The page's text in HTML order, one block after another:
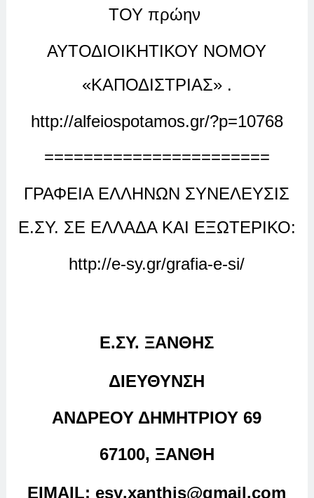
ΤΟΥ πρώην
ΑΥΤΟΔΙΟΙΚΗΤΙΚΟΥ ΝΟΜΟΥ
«ΚΑΠΟΔΙΣΤΡΙΑΣ» .
http://alfeiospotamos.gr/?p=10768
=======================
ΓΡΑΦΕΙΑ ΕΛΛΗΝΩΝ ΣΥΝΕΛΕΥΣΙΣ
Ε.ΣΥ. ΣΕ ΕΛΛΑΔΑ ΚΑΙ ΕΞΩΤΕΡΙΚΟ:
http://e-sy.gr/grafia-e-si/
Ε.ΣΥ. ΞΑΝΘΗΣ
ΔΙΕΥΘΥΝΣΗ
ΑΝΔΡΕΟΥ ΔΗΜΗΤΡΙΟΥ 69
67100, ΞΑΝΘΗ
ΕΙΜΑΙL: esy.xanthis@gmail.com